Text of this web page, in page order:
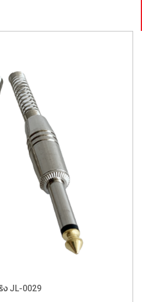
ง JL-0029